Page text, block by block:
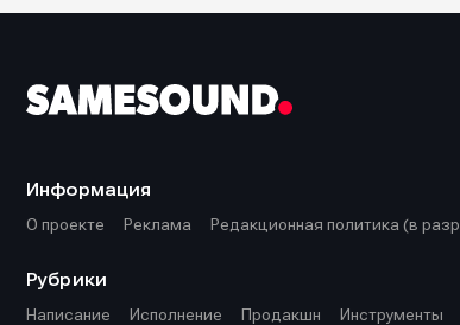
Информация
О проекте
Реклама Редакционная политика (в
Рубрики
Написание
Исполнение Продакшн Инструменты